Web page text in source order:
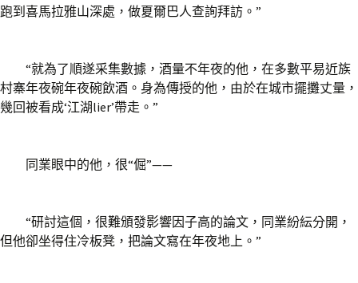
跑到喜馬拉雅山深處，做夏爾巴人查詢拜訪。”
“就為了順遂采集數據，酒量不年夜的他，在多數平易近族
村寨年夜碗年夜碗飲酒。身為傳授的他，由於在城市擺攤丈量，
幾回被看成‘江湖lier’帶走。”
同業眼中的他，很“倔”——
“研討這個，很難頒發影響因子高的論文，同業紛紜分開，
但他卻坐得住冷板凳，把論文寫在年夜地上。”